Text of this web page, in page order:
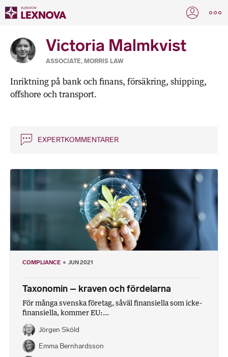
Victoria Malmkvist
ASSOCIATE, MORRIS LAW
Inriktning på bank och finans, försäkring, shipping,
offshore och transport.
EXPERTKOMMENTARER
COMPLIANCE JUN 2021
Taxonomin – kraven och fördelarna
För många svenska företag, såväl finansiella som icke-
finansiella, kommer EU:...
Jörgen Sköld
Emma Bernhardsson